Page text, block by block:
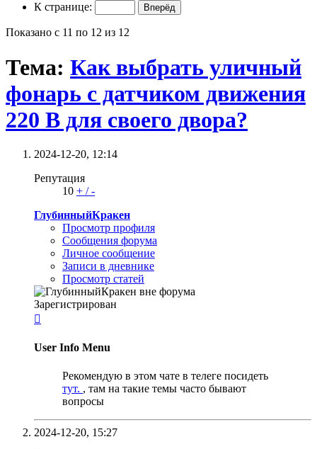
К странице:
Показано с 11 по 12 из 12
Тема: Как выбрать уличный
фонарь с датчиком движения
220 В для своего двора?
2024-12-20, 12:14
Репутация
10 + /-
ГлубинныйКракен
Просмотр профиля
Сообщения форума
Личное сообщение
Записи в дневнике
Просмотр статей
Зарегистрирован

User Info Menu
Рекомендую в этом чате в телеге посидеть
тут. , там на такие темы часто бывают
вопросы
2024-12-20, 15:27